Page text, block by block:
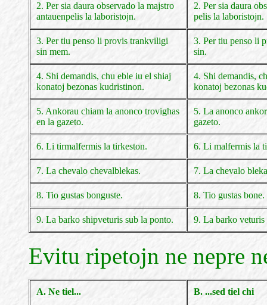
2. Per sia daura observado la majstro
antauenpelis la laboristojn.
2. Per sia daura
pelis la laboristojn.
3. Per tiu penso li provis trankviligi
sin mem.
3. Per tiu penso li
sin.
4. Shi demandis, chu eble iu el shiaj
konatoj bezonas kudristinon.
4. Shi demandis,
konatoj bezonas
5. Ankorau chiam la anonco trovighas
en la gazeto.
5. La anonco
gazeto.
6. Li tirmalfermis la tirkeston. 6. Li malfermis la
7. La chevalo chevalblekas. 7. La chevalo
8. Tio gustas bonguste. 8. Tio gustas bone.
9. La barko shipveturis sub la ponto. 9. La barko veturis
Evitu ripetojn ne nepre
A. Ne tiel... B. ...sed tiel chi